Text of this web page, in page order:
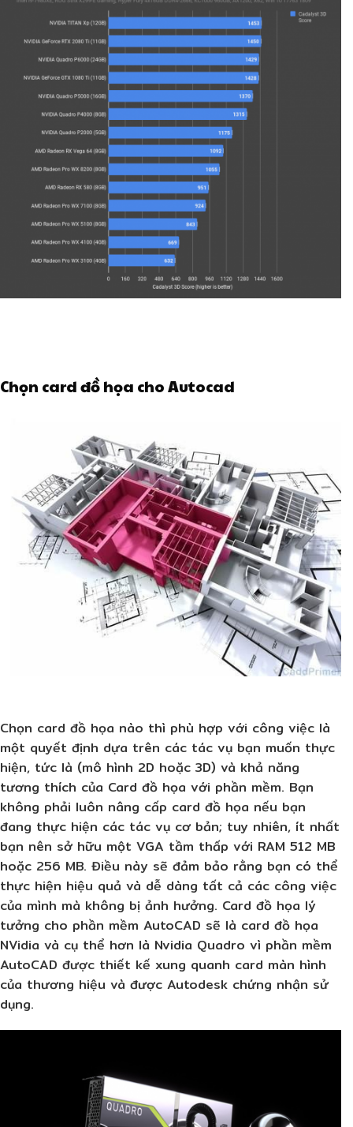
Chọn card đồ họa cho Autocad
Chọn card đồ họa nào thì phù hợp với công việc là
một quyết định dựa trên các tác vụ bạn muốn thực
hiện, tức là (mô hình 2D hoặc 3D) và khả năng
tương thích của Card đồ họa với phần mềm. Bạn
không phải luôn nâng cấp card đồ họa nếu bạn
đang thực hiện các tác vụ cơ bản; tuy nhiên, ít nhất
bạn nên sở hữu một VGA tầm thấp với RAM 512 MB
hoặc 256 MB. Điều này sẽ đảm bảo rằng bạn có thể
thực hiện hiệu quả và dễ dàng tất cả các công việc
của mình mà không bị ảnh hưởng. Card đồ họa lý
tưởng cho phần mềm AutoCAD sẽ là card đồ họa
NVidia và cụ thể hơn là Nvidia Quadro vì phần mềm
AutoCAD được thiết kế xung quanh card màn hình
của thương hiệu và được Autodesk chứng nhận sử
dụng.